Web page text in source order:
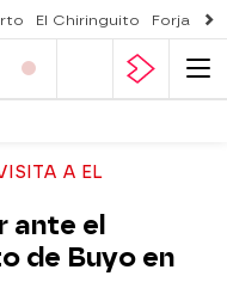
El Chiringuito Forjado
A EL
ante el
de Buyo en